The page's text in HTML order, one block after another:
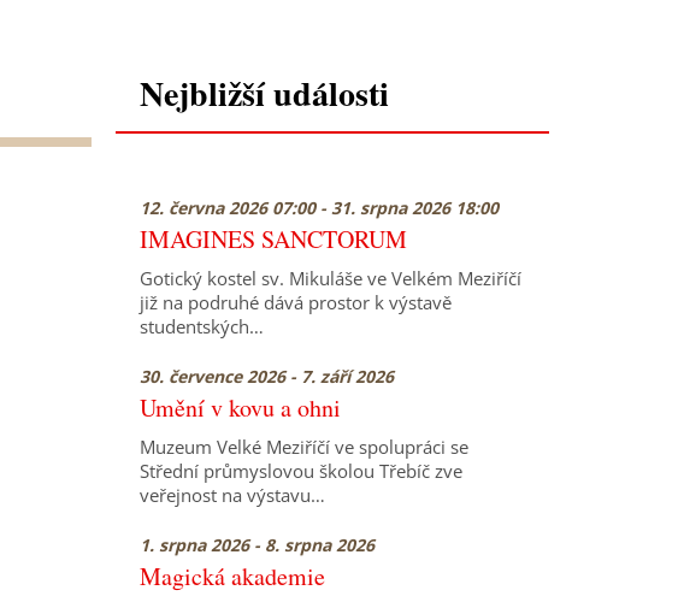
Nejbližší události
12. června 2026 07:00 - 31. srpna 2026 18:00
IMAGINES SANCTORUM
Gotický kostel sv. Mikuláše ve Velkém Meziříčí
již na podruhé dává prostor k výstavě
studentských…
30. července 2026 - 7. září 2026
Umění v kovu a ohni
Muzeum Velké Meziříčí ve spolupráci se
Střední průmyslovou školou Třebíč zve
veřejnost na výstavu…
1. srpna 2026 - 8. srpna 2026
Magická akademie